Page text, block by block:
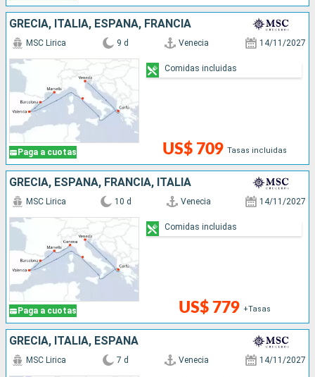
GRECIA, ITALIA, ESPAÑA, FRANCIA
Paga a cuotas
MSC Lirica 9 d Venecia 14/11/2027
US$ 709 Tasas incluidas
Comidas incluidas
GRECIA, ESPAÑA, FRANCIA, ITALIA
Paga a cuotas
MSC Lirica 10 d Venecia 14/11/2027
US$ 779 +Tasas
Comidas incluidas
GRECIA, ITALIA, ESPAÑA
MSC Lirica 7 d Venecia 14/11/2027